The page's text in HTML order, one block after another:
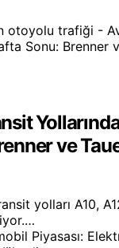
ve
yolları A10,